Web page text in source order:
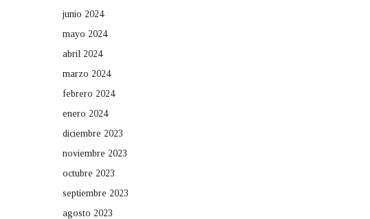
junio 2024
mayo 2024
abril 2024
marzo 2024
febrero 2024
enero 2024
diciembre 2023
noviembre 2023
octubre 2023
septiembre 2023
agosto 2023